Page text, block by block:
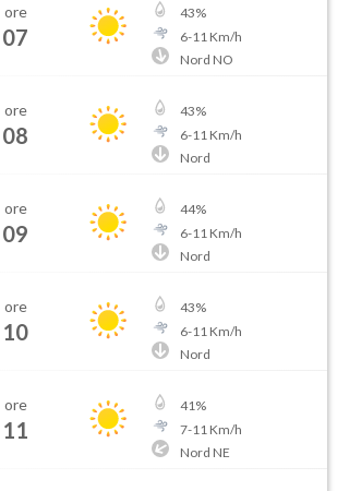
ore
07
43%
6-11 Km/h
Nord NO
ore
08
43%
6-11 Km/h
Nord
ore
09
44%
6-11 Km/h
Nord
ore
10
43%
6-11 Km/h
Nord
ore
11
41%
7-11 Km/h
Nord NE